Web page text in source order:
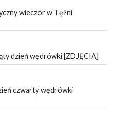
wieczór w Tężni
dzień wędrówki [ZDJĘCIA]
czwarty wędrówki